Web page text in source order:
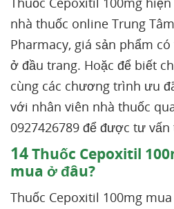
nhà thuốc online Trung
Pharmacy, giá sản phẩm
ở đầu trang. Hoặc để biết
cùng các chương trình ưu
với nhân viên nhà thuốc
0927426789 để được tư
14Thuốc Cepoxitil
mua ở đâu?
Thuốc Cepoxitil 100mg